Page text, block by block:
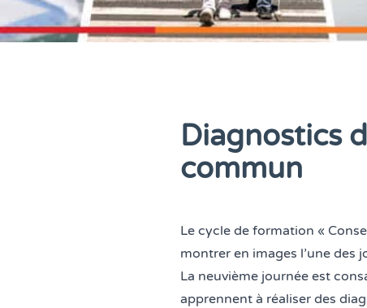
Diagnostics
commun
Le cycle de formation «
montrer en images l’une des
La neuvième journée est
apprennent à réaliser des